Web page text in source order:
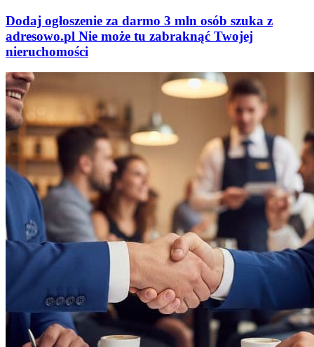
Dodaj ogłoszenie za darmo 3 mln osób szuka z
adresowo.pl Nie może tu zabraknąć Twojej
nieruchomości